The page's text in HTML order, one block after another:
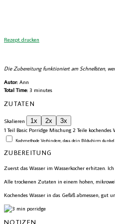
Rezept drucken
Die Zubereitung funktioniert am Schnellsten,
Autor: Ann
Total Time: 3 minutes
ZUTATEN
Skalieren 1x 2x 3x
1 Teil Basic Porridge Mischung 2 Teile kochendes
Kochmethode Verhindere, dass dein Bildschirm
ZUBEREITUNG
Zuerst das Wasser im Wasserkocher erhitzen.
Alle trockenen Zutaten in einem hohen,
Kochendes Wasser in das Gefäß abmessen,
NOTIZEN